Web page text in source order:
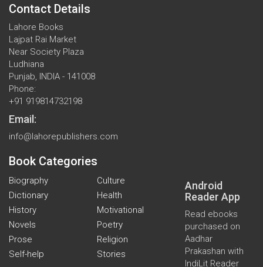
Contact Details
Lahore Books
Lajpat Rai Market
Near Society Plaza
Ludhiana
Punjab, INDIA - 141008
Phone:
+91 919814732198
Email:
info@lahorepublishers.com
Book Categories
Biography
Culture
Dictionary
Health
History
Motivational
Novels
Poetry
Prose
Religion
Self-help
Stories
Android
Reader App
Read ebooks
purchased on
Aadhar
Prakashan with
IndiLit Reader